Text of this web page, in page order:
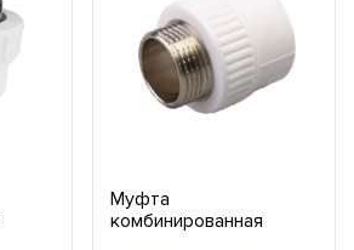
Муфта
комбинированная